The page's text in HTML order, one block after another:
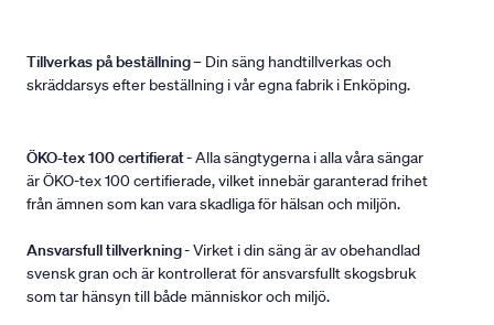
Tillverkas på beställning– Din säng handtillverkas och
skräddarsys efter beställning i vår egna fabrik i Enköping.
ÖKO-tex 100 certifierat- Alla sängtygerna i alla våra sängar
är ÖKO-tex 100 certifierade, vilket innebär garanterad frihet
från ämnen som kan vara skadliga för hälsan och miljön.
Ansvarsfull tillverkning- Virket i din säng är av obehandlad
svensk gran och är kontrollerat för ansvarsfullt skogsbruk
som tar hänsyn till både människor och miljö.